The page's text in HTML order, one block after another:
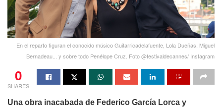
En el reparto figuran el conocido músico Guitarricadelafuente, Lola Dueñas, Miguel
Bernadeau... y sobre todo Penélope Cruz. Foto @festivaldecannes/ Instagram
0
SHARES
Una obra inacabada de Federico García Lorca y